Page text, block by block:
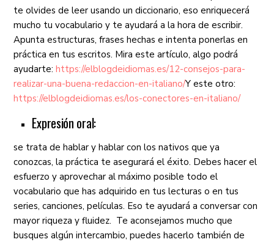
te olvides de leer usando un diccionario, eso enriquecerá
mucho tu vocabulario y te ayudará a la hora de escribir.
Apunta estructuras, frases hechas e intenta ponerlas en
práctica en tus escritos. Mira este artículo, algo podrá
ayudarte:https://elblogdeidiomas.es/12-consejos-para-
realizar-una-buena-redaccion-en-italiano/Y este otro:
https://elblogdeidiomas.es/los-conectores-en-italiano/
Expresión oral:
se trata de hablar y hablar con los nativos que ya
conozcas, la práctica te asegurará el éxito. Debes hacer el
esfuerzo y aprovechar al máximo posible todo el
vocabulario que has adquirido en tus lecturas o en tus
series, canciones, películas. Eso te ayudará a conversar con
mayor riqueza y fluidez. Te aconsejamos mucho que
busques algún intercambio, puedes hacerlo también de